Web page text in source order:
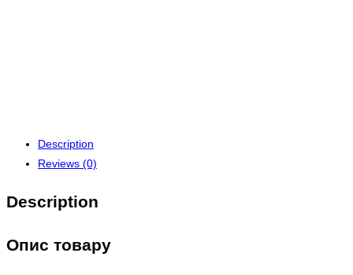
Description
Reviews (0)
Description
Опис товару